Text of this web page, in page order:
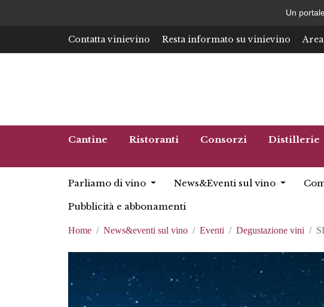
Un
Contatta vinievino Resta informato su vinievino
Cantine Ristoranti Consorzi Distillerie
Parliamo di vino News&Eventi sul vino
Pubblicità e abbonamenti
Home News&eventi sul vino Eventi Degustazione vini